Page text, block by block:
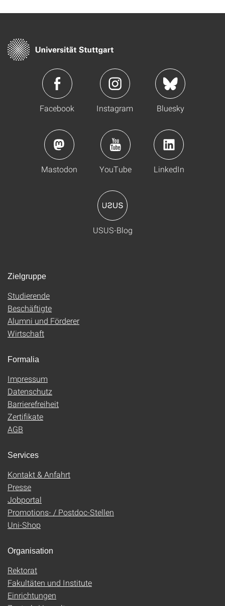
Facebook Instagram Bluesky
Mastodon YouTube LinkedIn
USUS-Blog
Zielgruppe
Studierende
Beschäftigte
Alumni und Förderer
Wirtschaft
Formalia
Impressum
Datenschutz
Barrierefreiheit
Zertifikate
AGB
Services
Kontakt & Anfahrt
Presse
Jobportal
Promotions- / Postdoc-Stellen
Uni-Shop
Organisation
Rektorat
Fakultäten und Institute
Einrichtungen